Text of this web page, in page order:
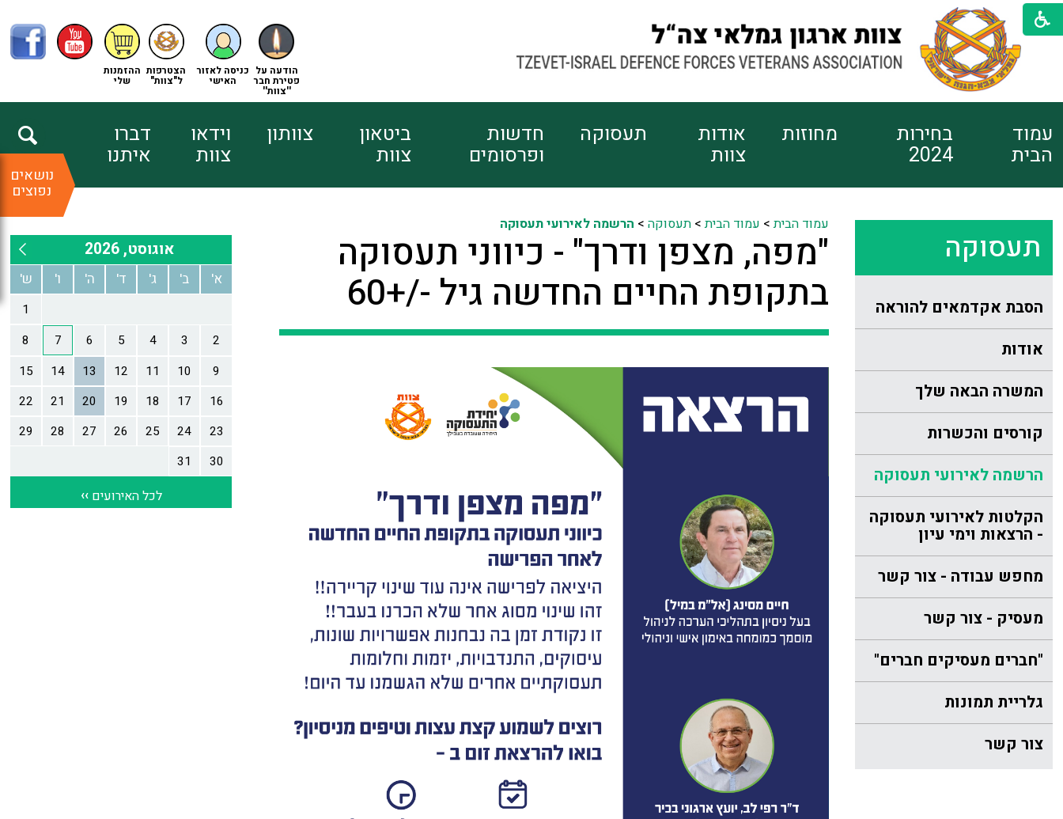
ההזמנות
שלי
הצטרפות
ל"צוות"
כניסה לאזור
האישי
הודעה על
פטירת חבר
''צוות''
עמוד
הבית
בחירות
2024
מחוזות אודות
צוות
תעסוקה חדשות
ופרסומים
ביטאון
צוות
צוותון וידאו
צוות
דברו
איתנו
נושאים
נפוצים
תעסוקה
הסבת אקדמאים להוראה
אודות
המשרה הבאה שלך
קורסים והכשרות
הרשמה לאירועי תעסוקה
הקלטות לאירועי תעסוקה
- הרצאות וימי עיון
מחפש עבודה - צור קשר
מעסיק - צור קשר
"חברים מעסיקים חברים"
גלריית תמונות
צור קשר
עמוד הבית> עמוד הבית>תעסוקה > הרשמה לאירועי תעסוקה
"מפה, מצפן ודרך" - כיווני תעסוקה
בתקופת החיים החדשה גיל -/+60